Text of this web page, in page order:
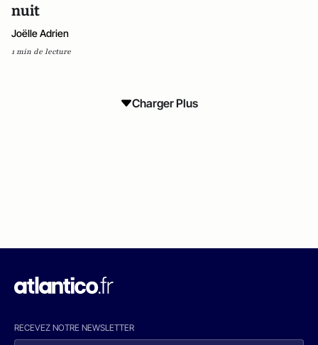
nuit
Joëlle Adrien
1 min de lecture
Charger Plus
RECEVEZ NOTRE NEWSLETTER